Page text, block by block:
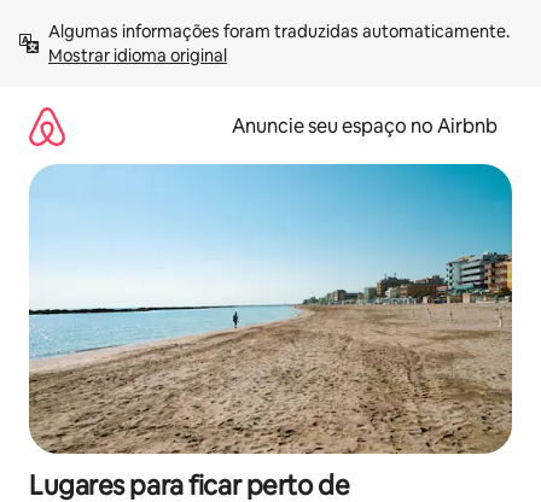
para
Mostrar idioma original
Anuncie seu espaço no Airbnb
Lugares para ficar perto de